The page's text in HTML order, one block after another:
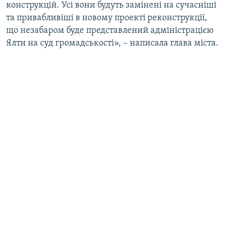
конструкцій. Усі вони будуть замінені на сучасніші
та привабливіші в новому проекті реконструкції,
що незабаром буде представлений адміністрацією
Ялти на суд громадськості», – написала глава міста.